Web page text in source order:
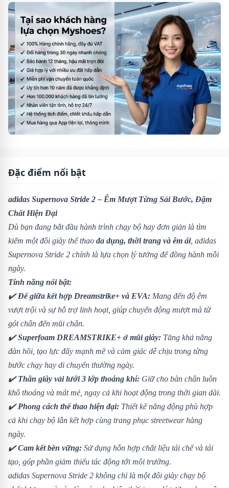
Đặc điểm nổi bật
adidas Supernova Stride 2 – Êm Mượt Từng Sải Bước, Đậm
Chất Hiện Đại
Dù bạn đang bắt đầu hành trình chạy bộ hay đơn giản là tìm
kiếm một đôi giày thể thao đa dụng, thời trang và êm ái, adidas
Supernova Stride 2 chính là lựa chọn lý tưởng để đồng hành mỗi
ngày.
Tính năng nổi bật:
✔️Đế giữa kết hợp Dreamstrike+ và EVA: Mang đến độ êm
vượt trội và sự hỗ trợ linh hoạt, giúp chuyển động mượt mà từ
gót chân đến mũi chân.
✔️Superfoam DREAMSTRIKE+ ở mũi giày: Tăng khả năng
đàn hồi, tạo lực đẩy mạnh mẽ và cảm giác dễ chịu trong từng
bước chạy hay di chuyển thường ngày.
✔️Thân giày vải lưới 3 lớp thoáng khí: Giữ cho bàn chân luôn
khô thoáng và mát mẻ, ngay cả khi hoạt động trong thời gian dài.
✔️Phong cách thể thao hiện đại: Thiết kế năng động phù hợp
cả khi chạy bộ lẫn kết hợp cùng trang phục streetwear hàng
ngày.
✔️Cam kết bền vững: Sử dụng hỗn hợp chất liệu tái chế và tái
tạo, góp phần giảm thiểu tác động tới môi trường.
adidas Supernova Stride 2 không chỉ là một đôi giày chạy bộ